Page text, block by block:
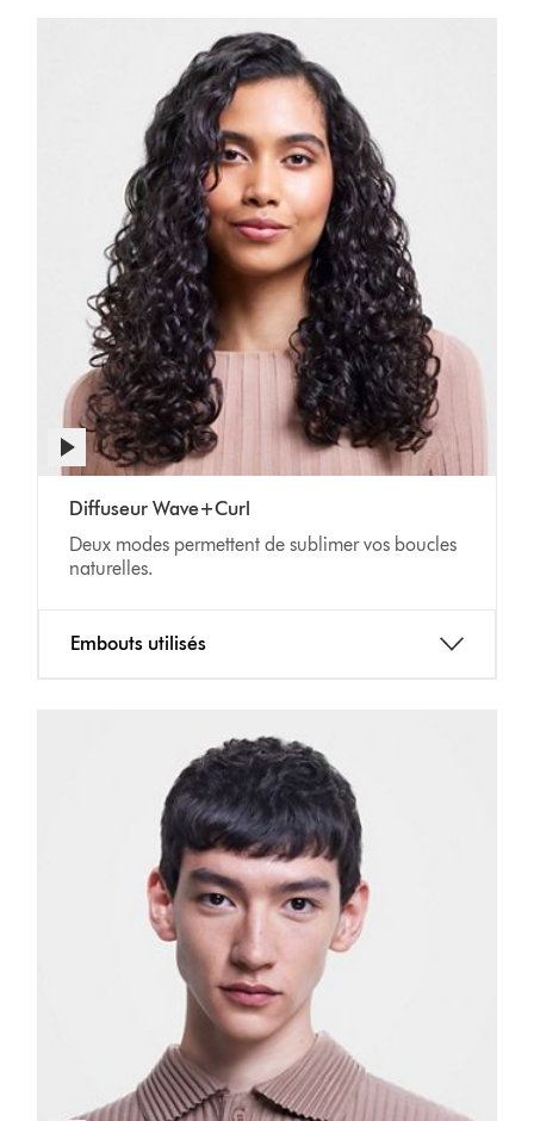
Transcript
Afficher
la
transcription
de
vidéo
Diffuseur Wave+Curl
Deux modes permettent de sublimer vos boucles
naturelles.
Embouts utilisés